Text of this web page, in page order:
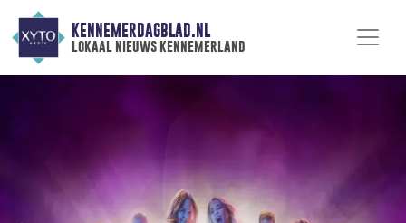
KENNEMERDAGBLAD.NL
lokaal nieuws kennemerland